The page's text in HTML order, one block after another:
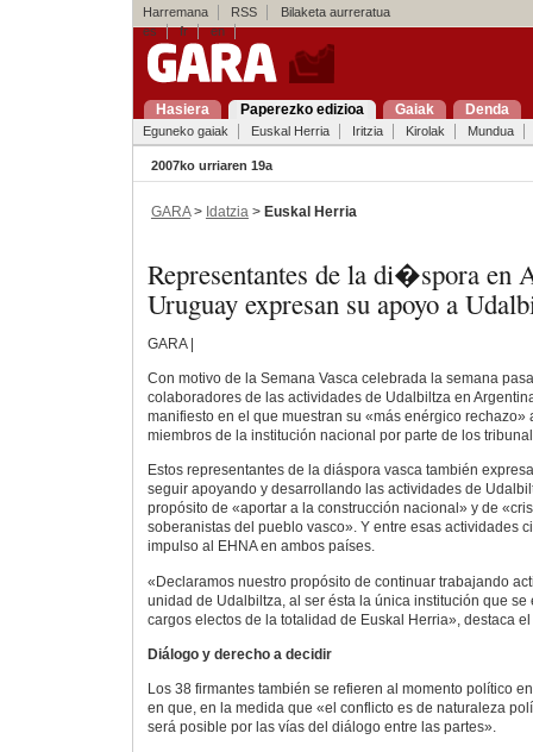
Harremana RSS
Bilaketa aurreratua
es
fr en
Hasiera Paperezko edizioa Gaiak Denda
Eguneko gaiak Euskal Herria Iritzia Kirolak Mundua
2007ko urriaren 19a
GARA> Idatzia > Euskal Herria
Representantes de la di�spora en
Uruguay expresan su apoyo a
GARA |
Con motivo de la Semana Vasca celebrada la semana
colaboradores de las actividades de Udalbiltza en
manifiesto en el que muestran su «más enérgico rechazo»
miembros de la institución nacional por parte de los
Estos representantes de la diáspora vasca también
seguir apoyando y desarrollando las actividades de
propósito de «aportar a la construcción nacional» y de
soberanistas del pueblo vasco». Y entre esas actividades
impulso al EHNA en ambos países.
«Declaramos nuestro propósito de continuar trabajando
unidad de Udalbiltza, al ser ésta la única institución que
cargos electos de la totalidad de Euskal Herria», destaca
Diálogo y derecho a decidir
Los 38 firmantes también se refieren al momento político
en que, en la medida que «el conflicto es de naturaleza
será posible por las vías del diálogo entre las partes».